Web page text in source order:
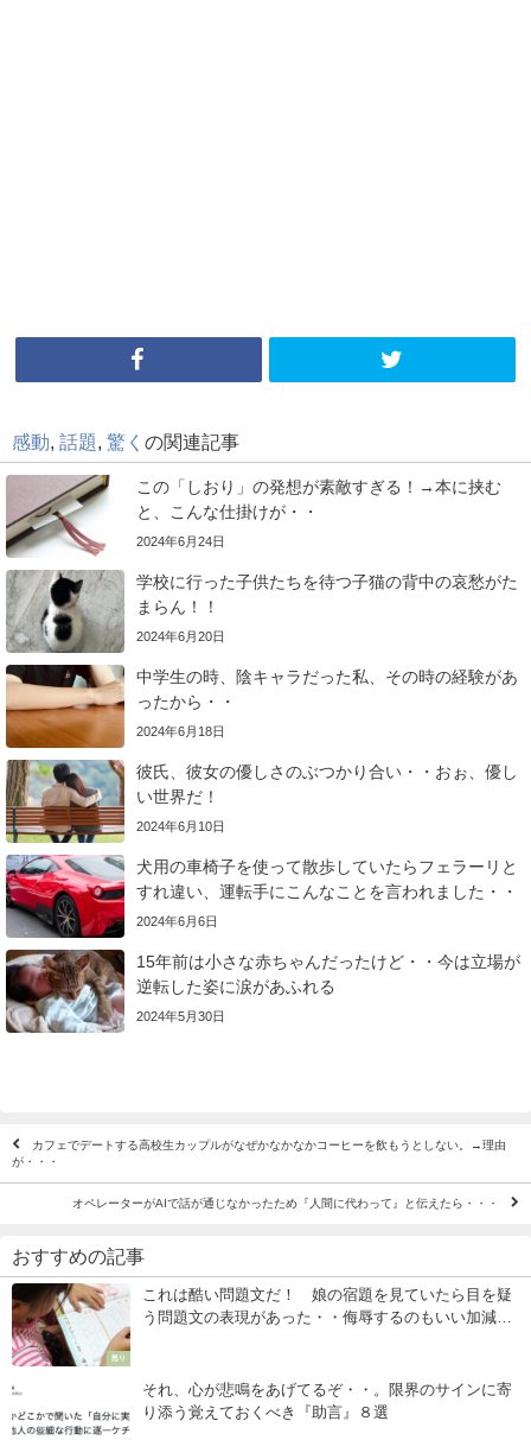
感動, 話題, 驚く の関連記事
この「しおり」の発想が素敵すぎる！→本に挟む
と、こんな仕掛けが・・
2024年6月24日
学校に行った子供たちを待つ子猫の背中の哀愁がた
まらん！！
2024年6月20日
中学生の時、陰キャラだった私、その時の経験があ
ったから・・
2024年6月18日
彼氏、彼女の優しさのぶつかり合い・・おぉ、優し
い世界だ！
2024年6月10日
犬用の車椅子を使って散歩していたらフェラーリと
すれ違い、運転手にこんなことを言われました・・
2024年6月6日
15年前は小さな赤ちゃんだったけど・・今は立場が
逆転した姿に涙があふれる
2024年5月30日
カフェでデートする高校生カップルがなぜかなかなかコーヒーを飲もうとしない。→理由
が・・・
オペレーターがAIで話が通じなかったため『人間に代わって』と伝えたら・・・
おすすめの記事
怒り
これは酷い問題文だ！ 娘の宿題を見ていたら目を疑
う問題文の表現があった・・侮辱するのもいい加減に
それ、心が悲鳴をあげてるぞ・・。限界のサインに寄
り添う覚えておくべき『助言』８選